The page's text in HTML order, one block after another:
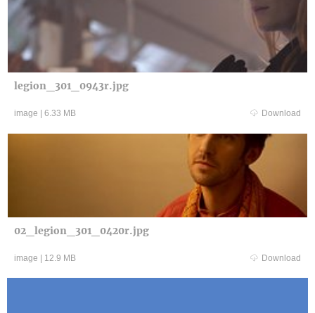
legion_301_0943r.jpg
image 6.33 MB Download
02_legion_301_0420r.jpg
image 12.9 MB Download